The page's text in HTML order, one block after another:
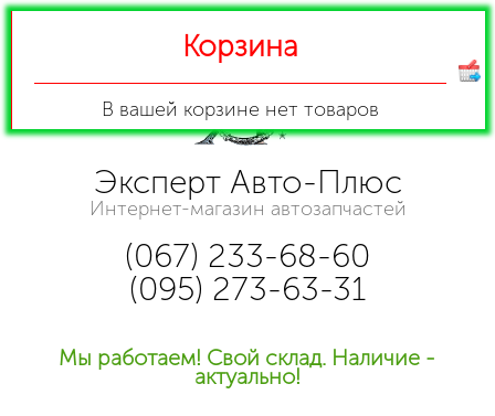
Эксперт Авто-Плюс
Интернет-магазин автозапчастей
(067) 233-68-60
(095) 273-63-31
Мы работаем! Свой склад. Наличие -
актуально!
Корзина
В вашей корзине нет товаров